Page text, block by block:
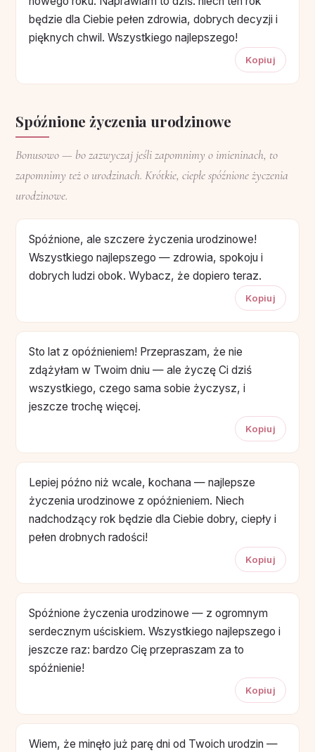
będzie dla Ciebie pełen zdrowia, dobrych decyzji i
pięknych chwil. Wszystkiego najlepszego!
Kopiuj
Spóźnione życzenia urodzinowe
Bonusowo — bo zazwyczaj jeśli zapomnimy o imieninach, to
zapomnimy też o urodzinach. Krótkie, ciepłe spóźnione życzenia
urodzinowe.
Spóźnione, ale szczere życzenia urodzinowe!
Wszystkiego najlepszego — zdrowia, spokoju i
dobrych ludzi obok. Wybacz, że dopiero teraz.
Kopiuj
Sto lat z opóźnieniem! Przepraszam, że nie
zdążyłam w Twoim dniu — ale życzę Ci dziś
wszystkiego, czego sama sobie życzysz, i
jeszcze trochę więcej.
Kopiuj
Lepiej późno niż wcale, kochana — najlepsze
życzenia urodzinowe z opóźnieniem. Niech
nadchodzący rok będzie dla Ciebie dobry, ciepły i
pełen drobnych radości!
Kopiuj
Spóźnione życzenia urodzinowe — z ogromnym
serdecznym uściskiem. Wszystkiego najlepszego i
jeszcze raz: bardzo Cię przepraszam za to
spóźnienie!
Kopiuj
Wiem, że minęło już parę dni od Twoich urodzin —